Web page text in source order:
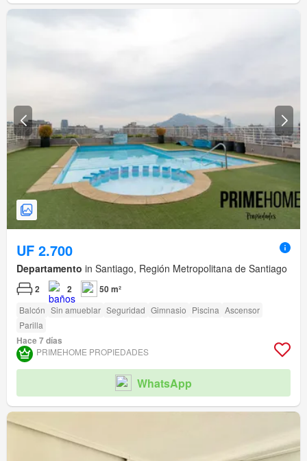
UF 2.700
Departamento in Santiago, Región Metropolitana de Santiago
2 2 50 m²
Balcón Sin amueblar Seguridad Gimnasio Piscina Ascensor
Parilla
Hace 7 días
PRIMEHOME PROPIEDADES
WhatsApp